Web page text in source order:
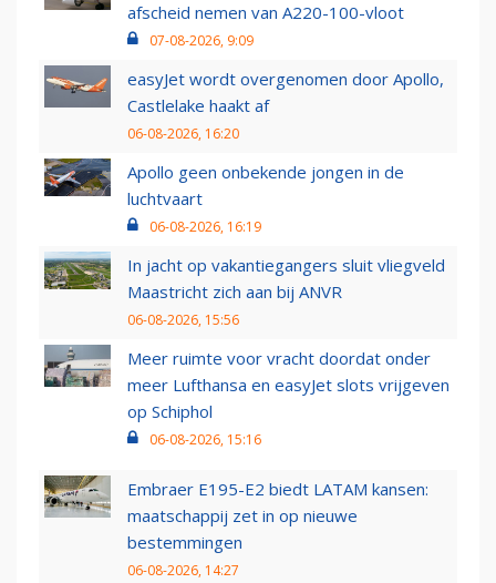
afscheid nemen van A220-100-vloot
07-08-2026, 9:09
easyJet wordt overgenomen door Apollo,
Castlelake haakt af
06-08-2026, 16:20
Apollo geen onbekende jongen in de
luchtvaart
06-08-2026, 16:19
In jacht op vakantiegangers sluit vliegveld
Maastricht zich aan bij ANVR
06-08-2026, 15:56
Meer ruimte voor vracht doordat onder
meer Lufthansa en easyJet slots vrijgeven
op Schiphol
06-08-2026, 15:16
Embraer E195-E2 biedt LATAM kansen:
maatschappij zet in op nieuwe
bestemmingen
06-08-2026, 14:27